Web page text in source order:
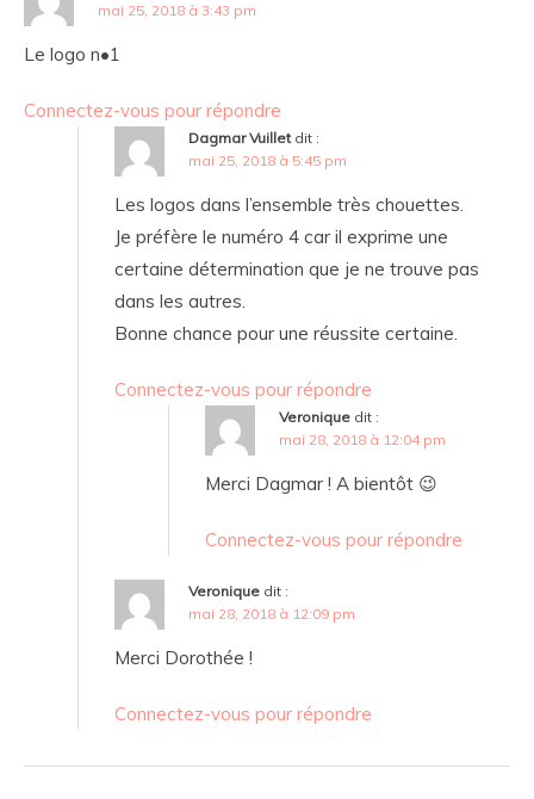
mai 25, 2018 à 3:43 pm
Le logo n•1
Connectez-vous pour répondre
Dagmar Vuillet dit :
mai 25, 2018 à 5:45 pm
Les logos dans l’ensemble très chouettes.
Je préfère le numéro 4 car il exprime une
certaine détermination que je ne trouve pas
dans les autres.
Bonne chance pour une réussite certaine.
Connectez-vous pour répondre
Veronique dit :
mai 28, 2018 à 12:04 pm
Merci Dagmar ! A bientôt 😉
Connectez-vous pour répondre
Veronique dit :
mai 28, 2018 à 12:09 pm
Merci Dorothée !
Connectez-vous pour répondre